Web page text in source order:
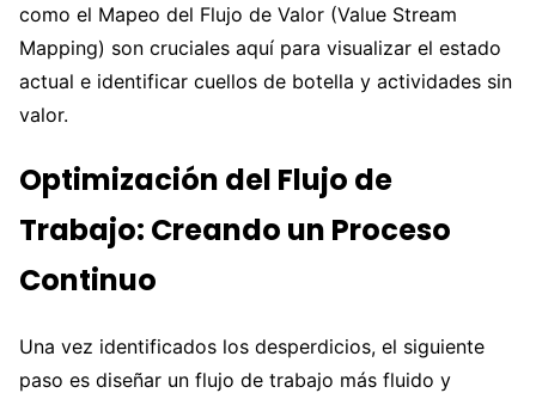
como el Mapeo del Flujo de Valor (Value Stream
Mapping) son cruciales aquí para visualizar el estado
actual e identificar cuellos de botella y actividades sin
valor.
Optimización del Flujo de
Trabajo: Creando un Proceso
Continuo
Una vez identificados los desperdicios, el siguiente
paso es diseñar un flujo de trabajo más fluido y